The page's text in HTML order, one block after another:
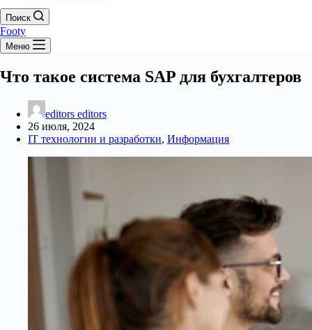
Поиск
Footy
Меню
Что такое система SAP для бухгалтеров
editors editors
26 июля, 2024
IT технологии и разработки, Информация